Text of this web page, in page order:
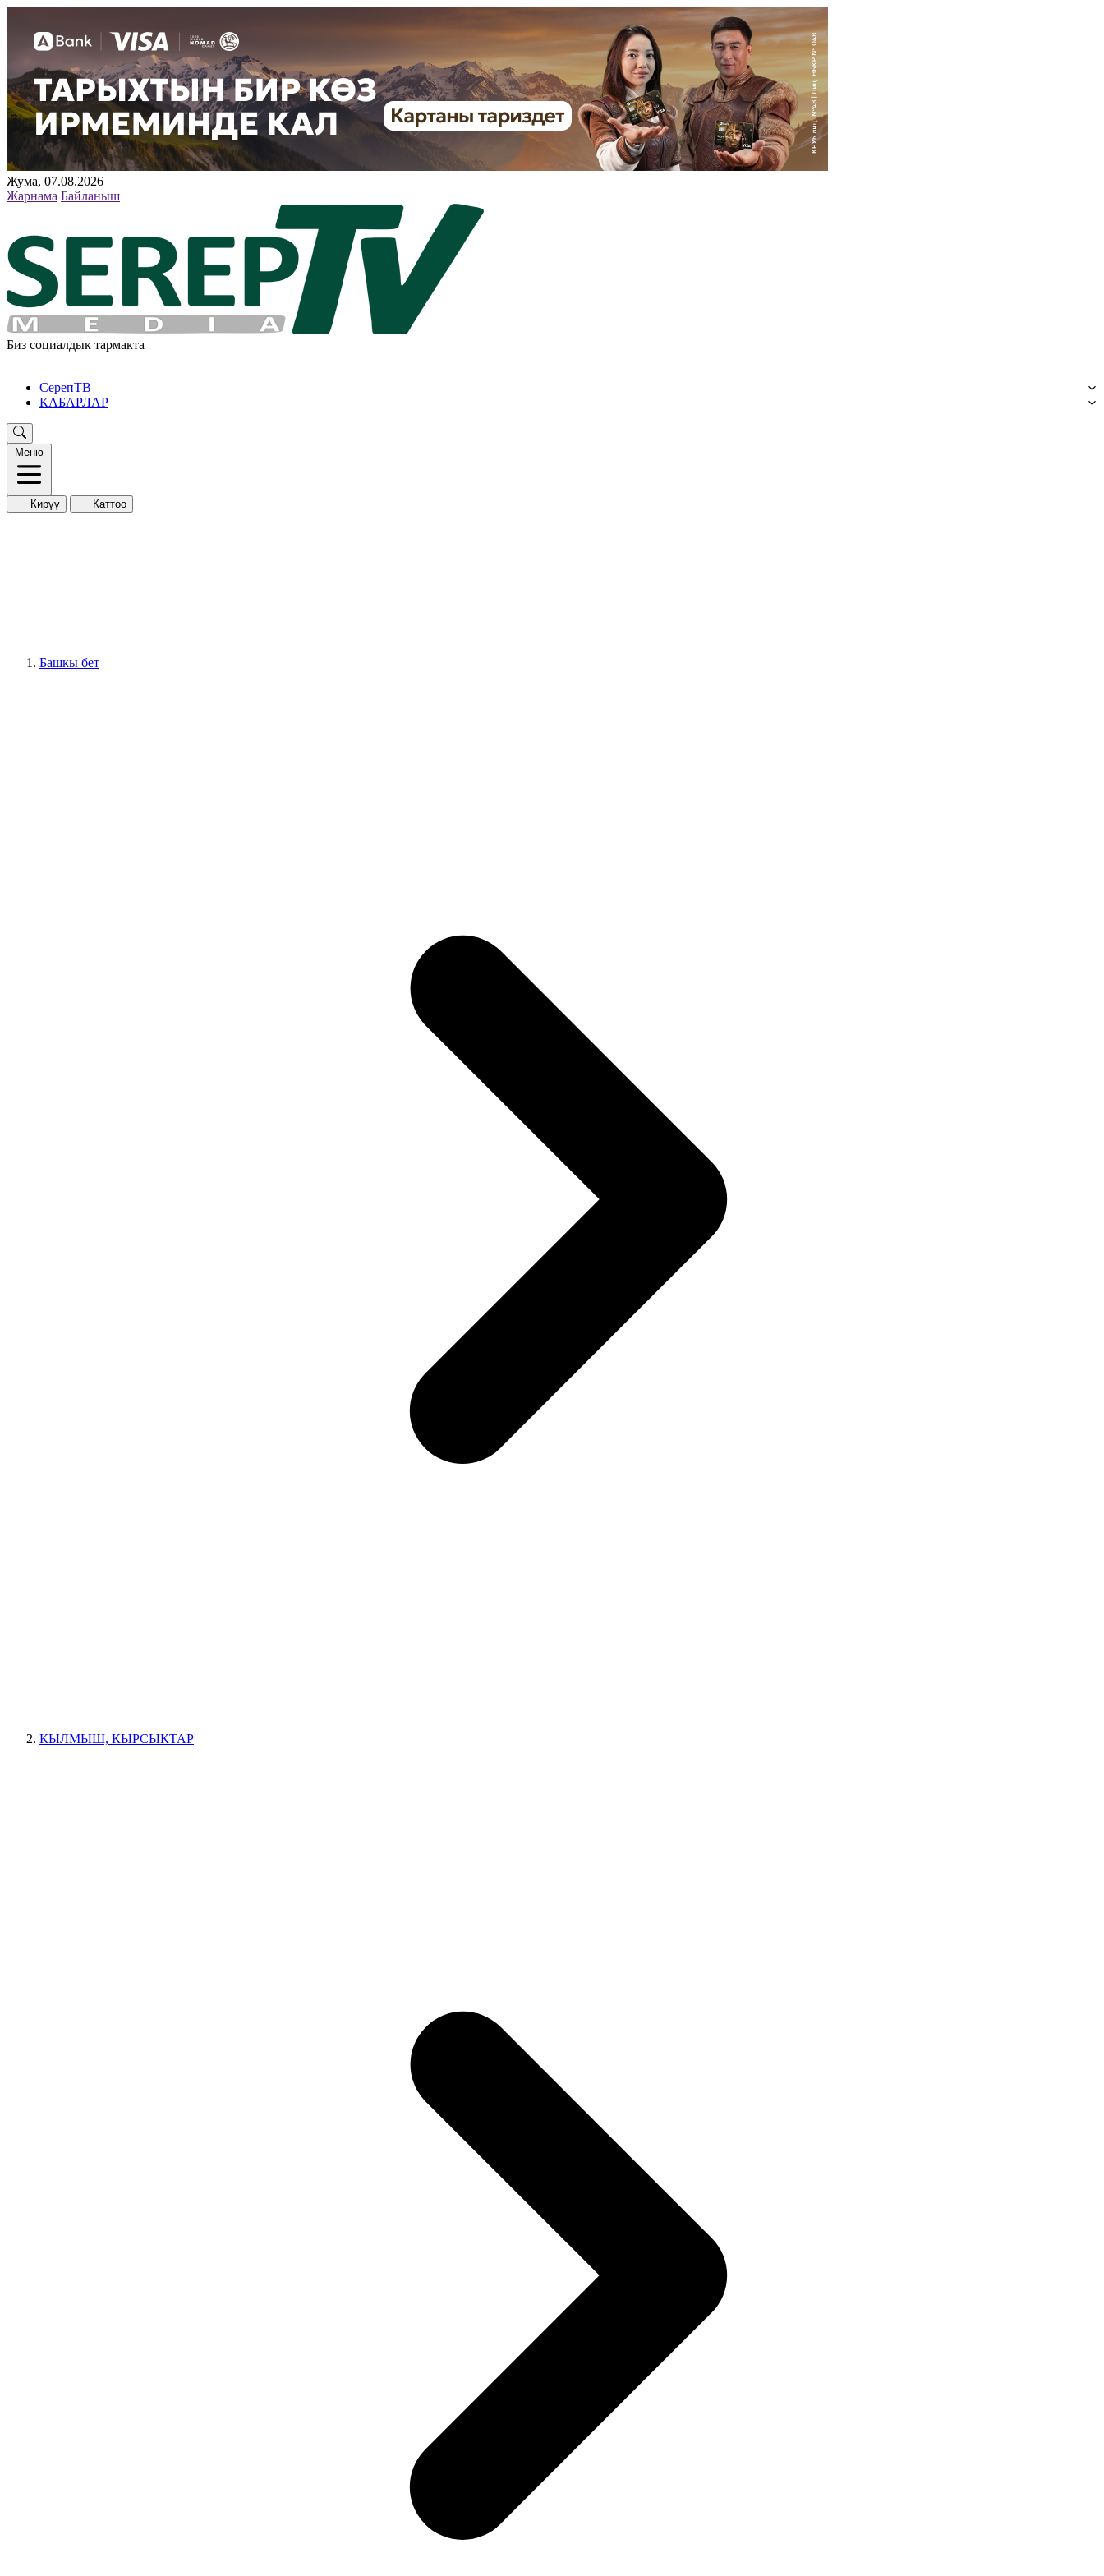
Жума, 07.08.2026
Жарнама Байланыш
Биз социалдык тармакта
СерепТВ
КАБАРЛАР
Меню
Кирүү Каттоо
Башкы бет
КЫЛМЫШ, КЫРСЫКТАР